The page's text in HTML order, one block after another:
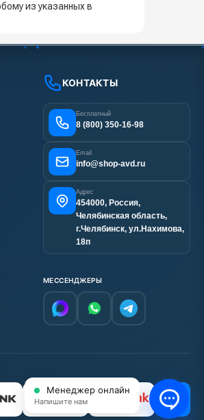
из указанных в
КОНТАКТЫ
Бесплатный
8 (800) 350-16-98
Email
info@shop-avd.ru
Адрес
454000, Россия,
Челябинская область,
г.Челябинск, ул.Нахимова,
18п
МЕССЕНДЖЕРЫ
С НДС
Менеджер онлайн
Напишите нам